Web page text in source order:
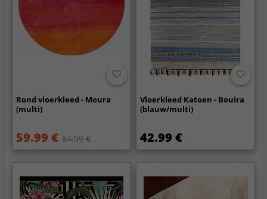
Rond vloerkleed - Moura
(multi)
59.99 € 84.99 €
Vloerkleed Katoen - Bouira
(blauw/multi)
42.99 €